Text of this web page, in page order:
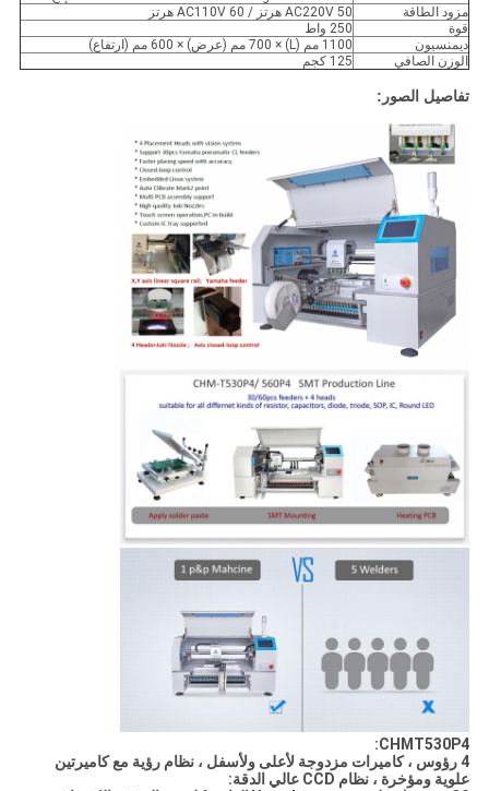
مزود الطاقة
AC220V 50 هرتز / AC110V 60 هرتز
قوة
250 واط
ديمنسيون
1100 مم (L) × 700 مم (عرض) × 600 مم (ارتفاع)
الوزن الصافي
125 كجم
تفاصيل الصور:
CHMT530P4:
4 رؤوس ، كاميرات مزدوجة لأعلى ولأسفل ، نظام رؤية مع كاميرتين
علوية ومؤخرة ، نظام CCD عالي الدقة: